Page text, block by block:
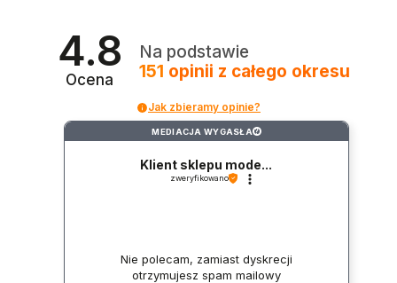
4.8
Ocena
Na podstawie
151 opinii z całego okresu
Jak zbieramy opinie?
MEDIACJA WYGASŁA ?
Klient sklepu mode...
zweryfikowano
Nie polecam, zamiast dyskrecji
otrzymujesz spam mailowy